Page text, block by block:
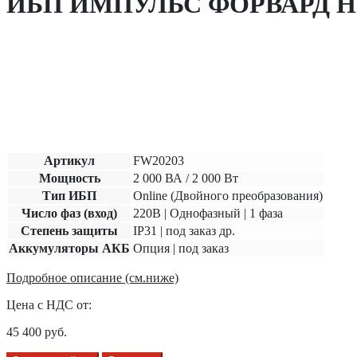
Артикул
FW20203
Мощность
2 000 ВА / 2 000 Вт
Тип ИБП
Online (Двойного преобразования)
Число фаз (вход)
220В | Однофазный | 1 фаза
Степень защиты
IP31 | под заказ др.
Аккумуляторы АКБ Опция | под заказ
Подробное описание (см.ниже)
Цена с НДС от:
45 400 руб.